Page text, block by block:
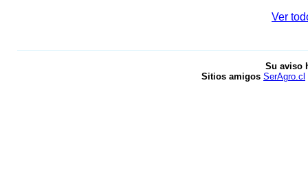
Ver
Su aviso
Sitios amigos SerAgro.cl